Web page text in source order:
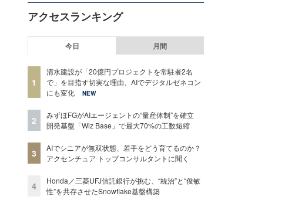
アクセスランキング
今日 月間
1
清水建設が「20億円プロジェクトを常駐者2名
で」を目指す切実な理由、AIでデジタルゼネコン
にも変化
NEW
2
みずほFGがAIエージェントの“量産体制”を確立
開発基盤「Wiz Base」で最大70%の工数短縮
3
AIでシニアが無双状態、若手をどう育てるのか？
アクセンチュア トップコンサルタントに聞く
4
Honda／三菱UFJ信託銀行が挑む、“統治”と“俊敏
性”を共存させたSnowflake基盤構築